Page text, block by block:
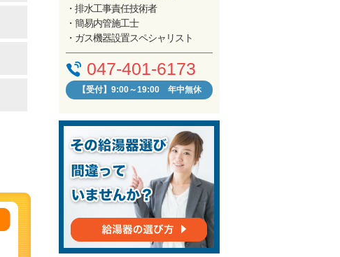
・排水工事責任技術者
・簡易内管施工士
・ガス機器設置スペシャリスト
047-401-6173
【受付】9:00～19:00 年中無休